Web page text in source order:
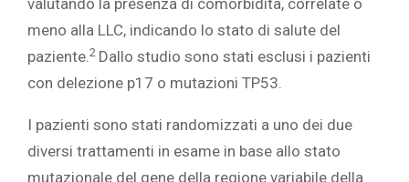
valutando la presenza di comorbidità, correlate o
meno alla LLC, indicando lo stato di salute del
paziente.2 Dallo studio sono stati esclusi i pazienti
con delezione p17 o mutazioni TP53.
I pazienti sono stati randomizzati a uno dei due
diversi trattamenti in esame in base allo stato
mutazionale del gene della regione variabile della